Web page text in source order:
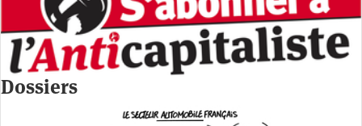
Dossiers